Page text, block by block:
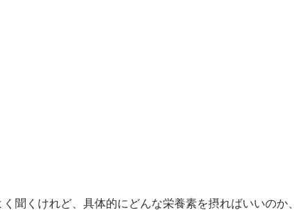
聞くけれど、具体的にどんな栄養素を摂ればいいのか、